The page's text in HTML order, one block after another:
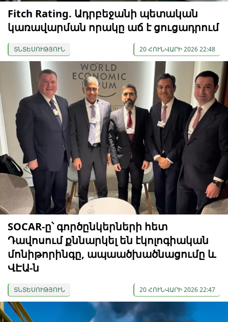
Fitch Rating. Ադրբեջանի պետական
կառավարման որակը աճ է ցուցադրում
ՏՆՏԵՍՈՒԹՅՈՒՆ 20 ՀՈՒՆՎԱՐԻ 2026 22:48
SOCAR-ը՝ գործընկերների հետ
Դավոսում քննարկել են էկոլոգիական
մոնիթորինգը, ապաածխածնացումը և
ՎԷԱ-ն
ՏՆՏԵՍՈՒԹՅՈՒՆ 20 ՀՈՒՆՎԱՐԻ 2026 22:47